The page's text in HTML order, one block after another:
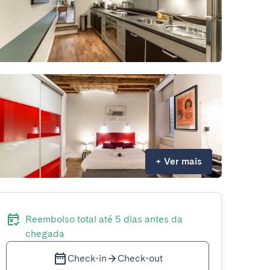
+ Ver mais
Reembolso total até 5 dias antes da
chegada
Check-in Check-out